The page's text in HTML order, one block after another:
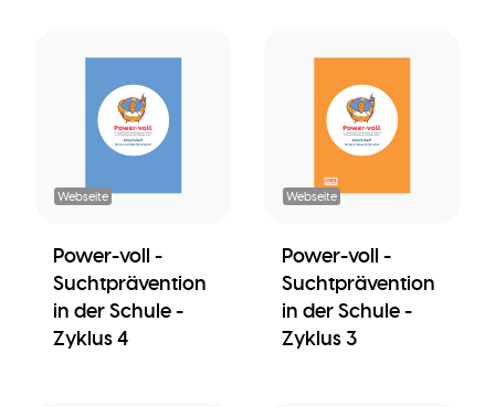
Webseite
Power-voll -
Suchtprävention
in der Schule -
Zyklus 4
Webseite
Power-voll -
Suchtprävention
in der Schule -
Zyklus 3